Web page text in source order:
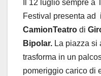
Il 12 luglio sempre a
Festival presenta ad
CamionTeatro di
Bipolar. La piazza si
trasforma in un
pomeriggio carico di